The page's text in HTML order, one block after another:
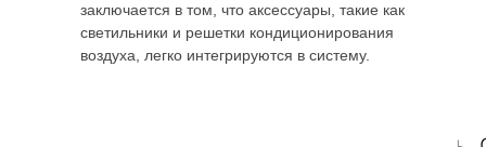
заключается в том, что аксессуары, такие как
светильники и решетки кондиционирования
воздуха, легко интегрируются в систему.